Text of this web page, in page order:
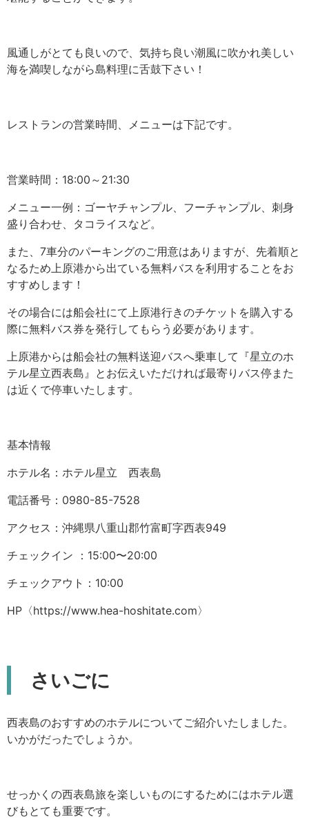
風通しがとても良いので、気持ち良い潮風に吹かれ美しい
海を満喫しながら島料理に舌鼓下さい！
レストランの営業時間、メニューは下記です。
営業時間：18:00～21:30
メニュー一例：ゴーヤチャンプル、フーチャンプル、刺身
盛り合わせ、タコライスなど。
また、7車分のパーキングのご用意はありますが、先着順と
なるため上原港から出ている無料バスを利用することをお
すすめします！
その場合には船会社にて上原港行きのチケットを購入する
際に無料バス券を発行してもらう必要があります。
上原港からは船会社の無料送迎バスへ乗車して『星立のホ
テル星立西表島』とお伝えいただければ最寄りバス停また
は近くで停車いたします。
基本情報
ホテル名：ホテル星立 西表島
電話番号：0980-85-7528
アクセス：沖縄県八重山郡竹富町字西表949
チェックイン ：15:00〜20:00
チェックアウト：10:00
HP 〈https://www.hea-hoshitate.com〉
さいごに
西表島のおすすめのホテルについてご紹介いたしました。
いかがだったでしょうか。
せっかくの西表島旅を楽しいものにするためにはホテル選
びもとても重要です。